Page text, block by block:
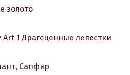
золото
Art 1 Драгоценные лепестки
Сапфир